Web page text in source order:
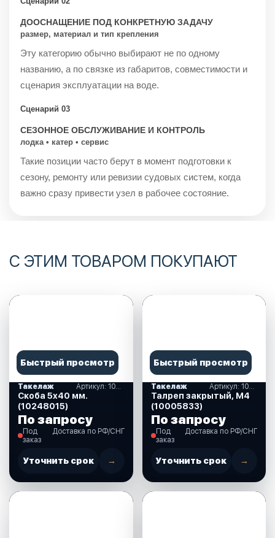
ДООСНАЩЕНИЕ ПОД КОНКРЕТНУЮ ЗАДАЧУ
размер, материал и тип крепления
Эту категорию обычно выбирают не по одному
названию, а по связке из габаритов, совместимости и
сценария эксплуатации на воде.
Сценарий 03
СЕЗОННОЕ ОБСЛУЖИВАНИЕ И КОНТРОЛЬ
лодка • катер • сервис
Такие позиции часто берут в момент подготовки к
сезону, ремонту или ревизии судовых систем, когда
важно сразу привести узел в рабочее состояние.
С ЭТИМ ТОВАРОМ ПОКУПАЮТ
Быстрый просмотр
Такелаж
Скоба 5х40 мм.
(10248015)
По запросу
Под
заказ
Доставка по РФ/СНГ
Уточнить срок →
Быстрый просмотр
Такелаж Артикул: 10005833
Талреп закрытый, М4
(10005833)
По запросу
Под
заказ
Доставка по РФ/СНГ
Уточнить срок →